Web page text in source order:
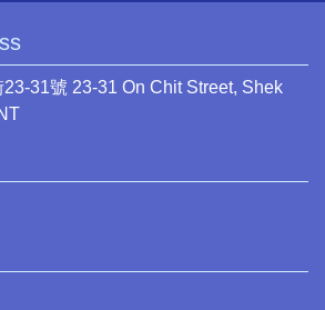
31號 23-31 On Chit Street, Shek